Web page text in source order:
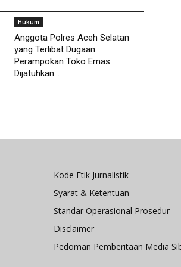
Hukum
Anggota Polres Aceh Selatan
yang Terlibat Dugaan
Perampokan Toko Emas
Dijatuhkan...
Kode Etik Jurnalistik
Syarat & Ketentuan
Standar Operasional Prosedur
Disclaimer
Pedoman Pemberitaan Media